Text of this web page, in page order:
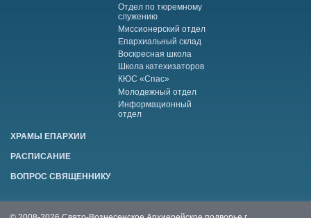
Отдел по тюремному
служению
Миссионерский отдел
Епархиальный склад
Воскресная школа
Школа катехизаторов
КЮС «Спас»
Молодежный отдел
Информационный
отдел
ХРАМЫ ЕПАРХИИ
РАСПИСАНИЕ
ВОПРОС СВЯЩЕННИКУ